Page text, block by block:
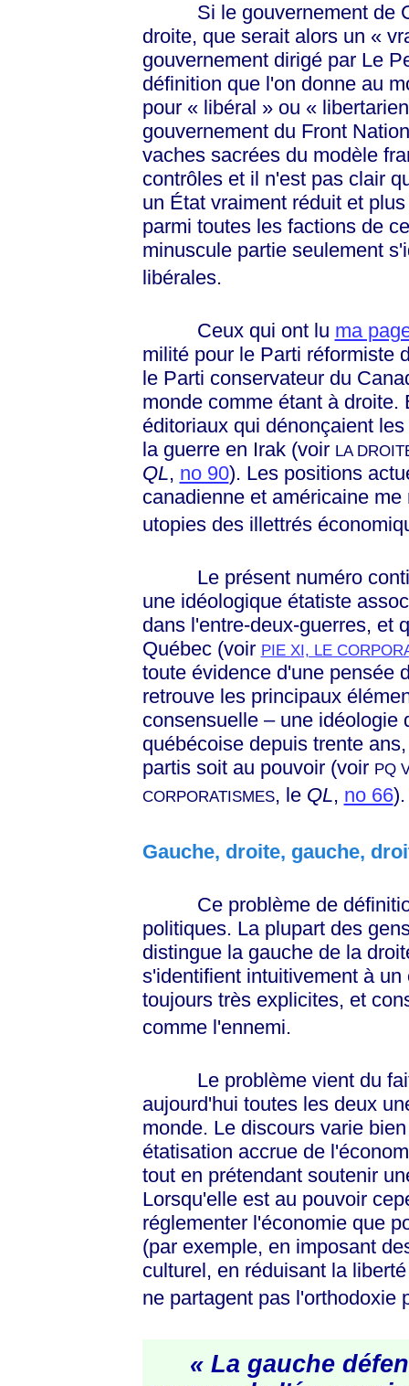
Si le gouvernement de
droite, que serait alors un «
gouvernement dirigé par Le
définition que l'on donne au
pour « libéral »ou «
gouvernement du Front
vaches sacrées du modèle
contrôles et il n'est pas clair
un État vraiment réduit et
parmi toutes les factions de
minuscule partie seulement
libérales.
Ceux qui ont lu ma
milité pour le Parti réformiste
le Parti conservateur du
monde comme étant à
éditoriaux qui dénonçaient
la guerre en Irak (voir LA
QL, no 90). Les positions
canadienne et américaine
utopies des illettrés
Le présent numéro
une idéologique étatiste
dans l'entre-deux-guerres, et
Québec (voir PIE XI, LE
toute évidence d'une pensée
retrouve les principaux
consensuelle – une idéologie
québécoise depuis trente
partis soit au pouvoir (voir PQ
CORPORATISMES, le QL, no 66
Gauche, droite, gauche,
Ce problème de définition
politiques. La plupart des
distingue la gauche de la
s'identifient intuitivement à
toujours très explicites, et
comme l'ennemi.
Le problème vient du fait
aujourd'hui toutes les deux
monde. Le discours varie
étatisation accrue de
tout en prétendant soutenir
Lorsqu'elle est au pouvoir
réglementer l'économie que
(par exemple, en imposant
culturel, en réduisant la
ne partagent pas
« La gauche